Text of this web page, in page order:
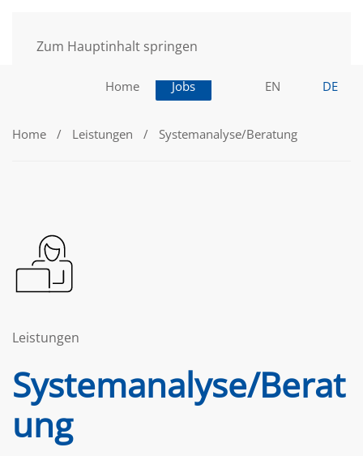
Zum Hauptinhalt springen
Home Jobs EN DE
Home Leistungen Systemanalyse/Beratung
Leistungen
Systemanalyse/Berat
ung